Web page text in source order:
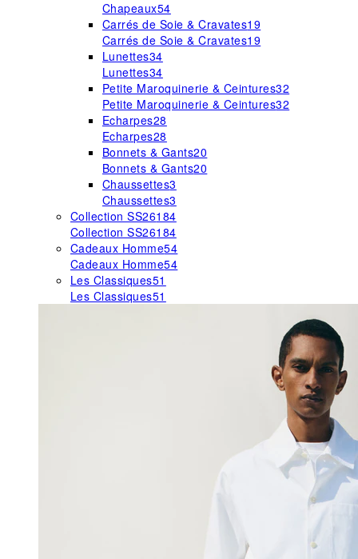
Chapeaux54
Carrés de Soie & Cravates19
Carrés de Soie & Cravates19
Lunettes34
Lunettes34
Petite Maroquinerie & Ceintures32
Petite Maroquinerie & Ceintures32
Echarpes28
Echarpes28
Bonnets & Gants20
Bonnets & Gants20
Chaussettes3
Chaussettes3
Collection SS26184
Collection SS26184
Cadeaux Homme54
Cadeaux Homme54
Les Classiques51
Les Classiques51